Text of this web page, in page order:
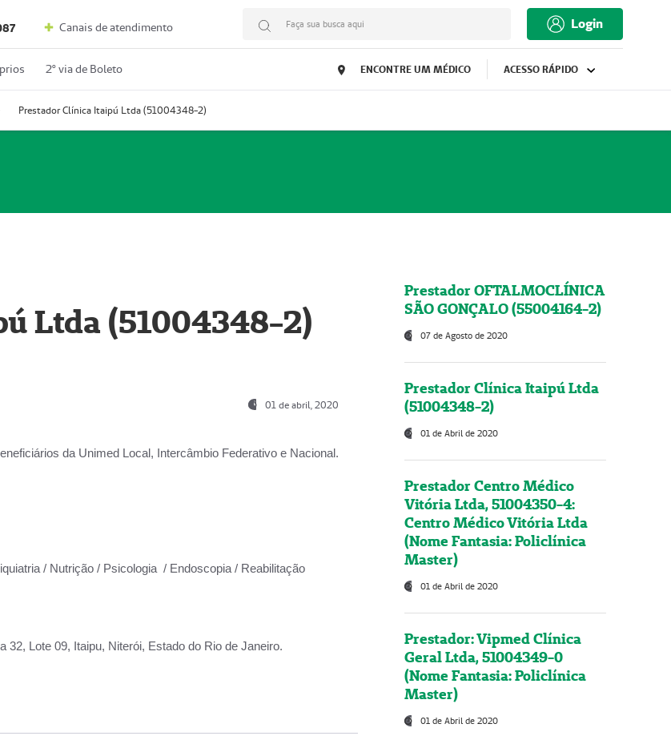
Canais de atendimento Faça sua busca aqui Login
2º via de Boleto ENCONTRE UM MÉDICO ACESSO RÁPIDO
Prestador Clínica Itaipú Ltda (51004348-2)
Ltda (51004348-2)
01 de abril, 2020
da Unimed Local, Intercâmbio Federativo e Nacional.
/ Nutrição / Psicologia / Endoscopia / Reabilitação
32, Lote 09, Itaipu, Niterói, Estado do Rio de Janeiro.
Prestador OFTALMOCLÍNICA
SÃO GONÇALO (55004164-2)
07 de Agosto de 2020
Prestador Clínica Itaipú Ltda
(51004348-2)
01 de Abril de 2020
Prestador Centro Médico
Vitória Ltda, 51004350-4:
Centro Médico Vitória Ltda
(Nome Fantasia: Policlínica
Master)
01 de Abril de 2020
Prestador: Vipmed Clínica
Geral Ltda, 51004349-0
(Nome Fantasia: Policlínica
Master)
01 de Abril de 2020